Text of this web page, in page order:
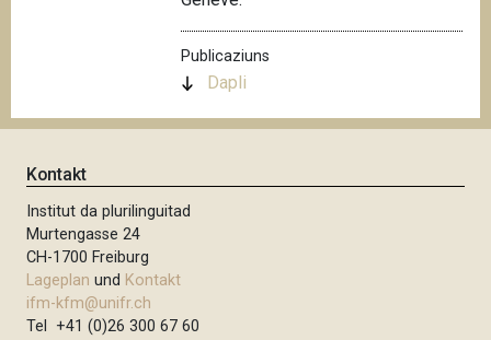
Publicaziuns
Dapli
Kontakt
Institut da plurilinguitad
Murtengasse 24
CH-1700 Freiburg
Lageplan und Kontakt
ifm-kfm@unifr.ch
Tel +41 (0)26 300 67 60